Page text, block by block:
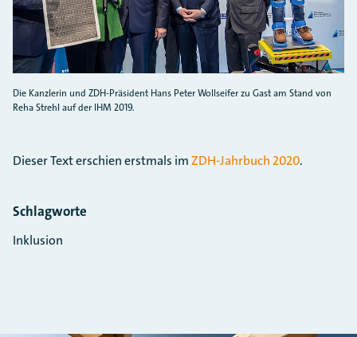
Die Kanzlerin und ZDH-Präsident Hans Peter Wollseifer zu Gast am Stand von
Reha Strehl auf der IHM 2019.
Dieser Text erschien erstmals imZDH-Jahrbuch 2020.
Schlagworte
Inklusion